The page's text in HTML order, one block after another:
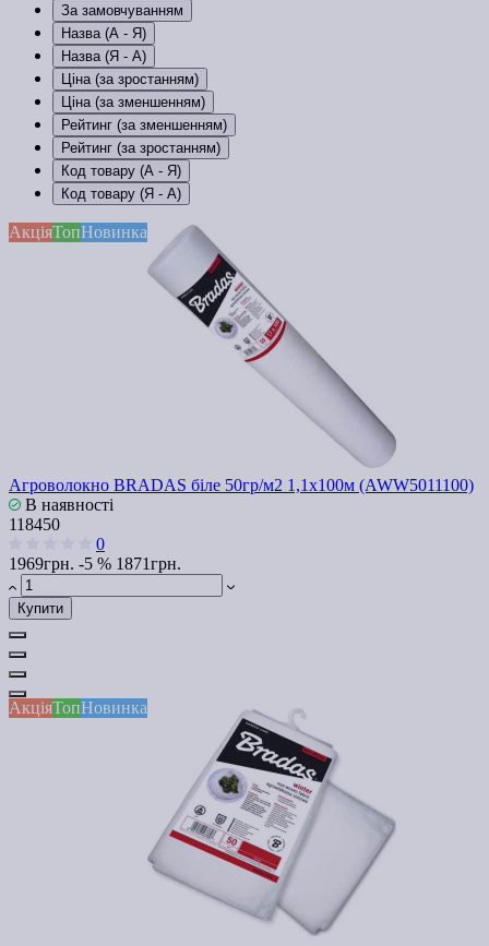
За замовчуванням
Назва (А - Я)
Назва (Я - А)
Ціна (за зростанням)
Ціна (за зменшенням)
Рейтинг (за зменшенням)
Рейтинг (за зростанням)
Код товару (А - Я)
Код товару (Я - А)
АкціяТопНовинка
Агроволокно BRADAS біле 50гр/м2 1,1х100м (AWW5011100)
В наявності
118450
0
1969грн. -5 % 1871грн.
Купити
АкціяТопНовинка